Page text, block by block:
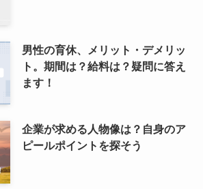
男性の育休、メリット・デメリッ
ト。期間は？給料は？疑問に答え
ます！
企業が求める人物像は？自身のア
ピールポイントを探そう